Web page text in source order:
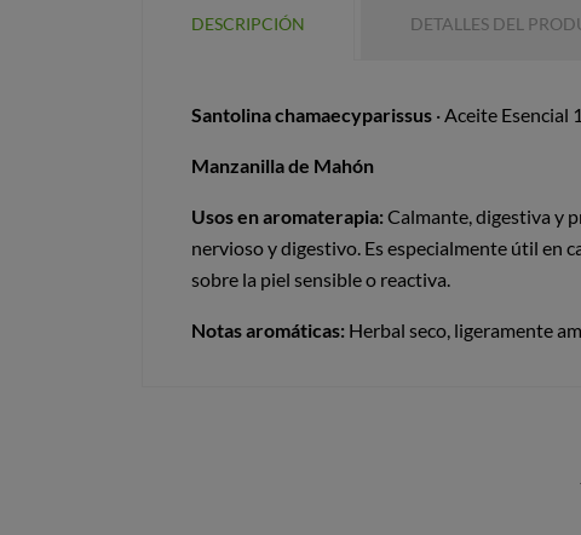
DESCRIPCIÓN DETALLES DEL
Santolina chamaecyparissus · Aceite Esencial
Manzanilla de Mahón
Usos en aromaterapia: Calmante, digestiva y
nervioso y digestivo. Es especialmente útil en
sobre la piel sensible o reactiva.
Notas aromáticas: Herbal seco, ligeramente